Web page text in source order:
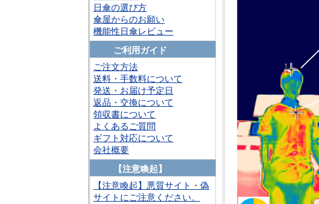
日傘の選び方
傘屋からのお願い
機能性日傘レビュー
ご利用ガイド
ご注文方法
送料・手数料について
発送・お届け予定日
返品・交換について
領収書について
よくあるご質問
ギフト対応について
会社概要
【注意喚起】
【注意喚起】悪質サイト・偽
サイトにご注意ください。